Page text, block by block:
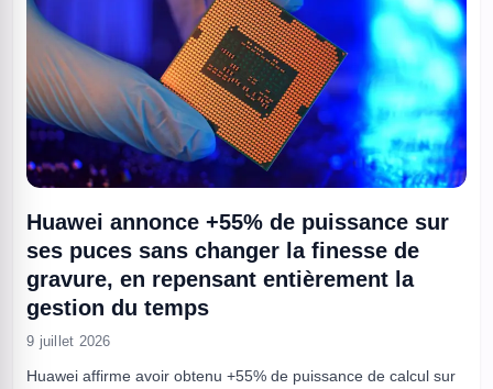
Huawei annonce +55% de puissance sur
ses puces sans changer la finesse de
gravure, en repensant entièrement la
gestion du temps
9 juillet 2026
Huawei affirme avoir obtenu +55% de puissance de calcul sur